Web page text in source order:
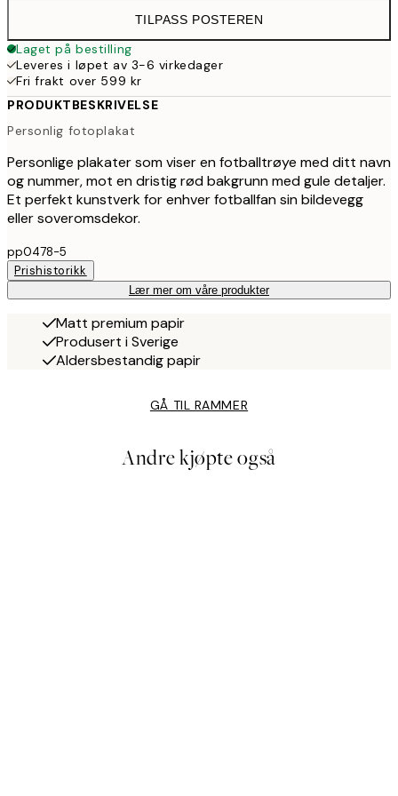
TILPASS POSTEREN
Laget på bestilling
Leveres i løpet av 3-6 virkedager
Fri frakt over 599 kr
PRODUKTBESKRIVELSE
Personlig fotoplakat
Personlige plakater som viser en fotballtrøye med ditt navn
og nummer, mot en dristig rød bakgrunn med gule detaljer.
Et perfekt kunstverk for enhver fotballfan sin bildevegg
eller soveromsdekor.
pp0478-5
Prishistorikk
Lær mer om våre produkter
Matt premium papir
Produsert i Sverige
Aldersbestandig papir
GÅ TIL RAMMER
Andre kjøpte også